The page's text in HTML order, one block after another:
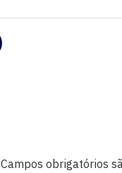
Campos obrigatórios